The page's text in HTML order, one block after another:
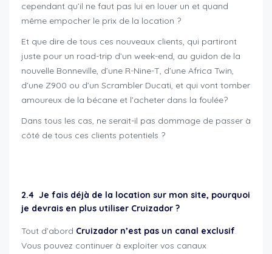
cependant qu’il ne faut pas lui en louer un et quand
même empocher le prix de la location ?
Et que dire de tous ces nouveaux clients, qui partiront
juste pour un road-trip d’un week-end, au guidon de la
nouvelle Bonneville, d’une R-Nine-T, d’une Africa Twin,
d’une Z900 ou d’un Scrambler Ducati, et qui vont tomber
amoureux de la bécane et l’acheter dans la foulée?
Dans tous les cas, ne serait-il pas dommage de passer à
côté de tous ces clients potentiels ?
2.4 Je fais déjà de la location sur mon site, pourquoi
je devrais en plus utiliser Cruizador ?
Tout d’abord Cruizador n’est pas un canal exclusif.
Vous pouvez continuer à exploiter vos canaux